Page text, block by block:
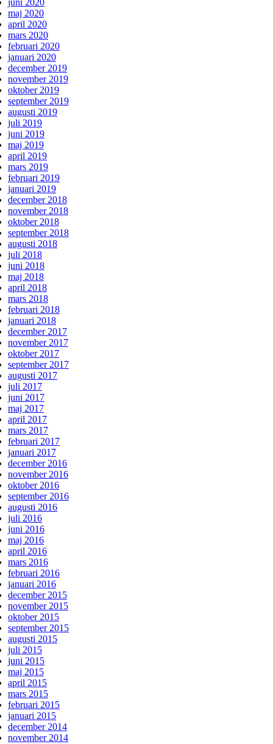
maj 2020
april 2020
mars 2020
februari 2020
januari 2020
december 2019
november 2019
oktober 2019
september 2019
augusti 2019
juli 2019
juni 2019
maj 2019
april 2019
mars 2019
februari 2019
januari 2019
december 2018
november 2018
oktober 2018
september 2018
augusti 2018
juli 2018
juni 2018
maj 2018
april 2018
mars 2018
februari 2018
januari 2018
december 2017
november 2017
oktober 2017
september 2017
augusti 2017
juli 2017
juni 2017
maj 2017
april 2017
mars 2017
februari 2017
januari 2017
december 2016
november 2016
oktober 2016
september 2016
augusti 2016
juli 2016
juni 2016
maj 2016
april 2016
mars 2016
februari 2016
januari 2016
december 2015
november 2015
oktober 2015
september 2015
augusti 2015
juli 2015
juni 2015
maj 2015
april 2015
mars 2015
februari 2015
januari 2015
december 2014
november 2014